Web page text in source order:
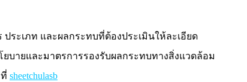
ระเภท และผลกระทบที่ต้องประเมินให้ละเอียด
บายและมาตรการรองรับผลกระทบทางสิ่งแวดล้อม
sheetchulasb